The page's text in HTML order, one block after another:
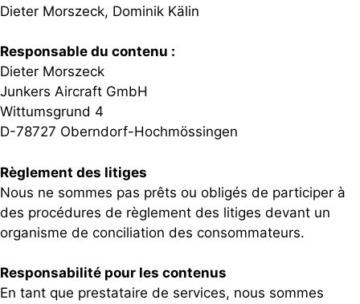
Dieter Morszeck, Dominik Kälin
Responsable du contenu :
Dieter Morszeck
Junkers Aircraft GmbH
Wittumsgrund 4
D-78727 Oberndorf-Hochmössingen
Règlement des litiges
Nous ne sommes pas prêts ou obligés de participer à
des procédures de règlement des litiges devant un
organisme de conciliation des consommateurs.
Responsabilité pour les contenus
En tant que prestataire de services, nous sommes